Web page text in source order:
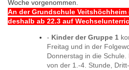
Woche vorgenommen.
An der Grundschule Veitshöchheim
deshalb ab 22.3 auf
- Kinder der Gruppe 1
Freitag und in der
Donnerstag in die
von der 1.-4. Stunde,